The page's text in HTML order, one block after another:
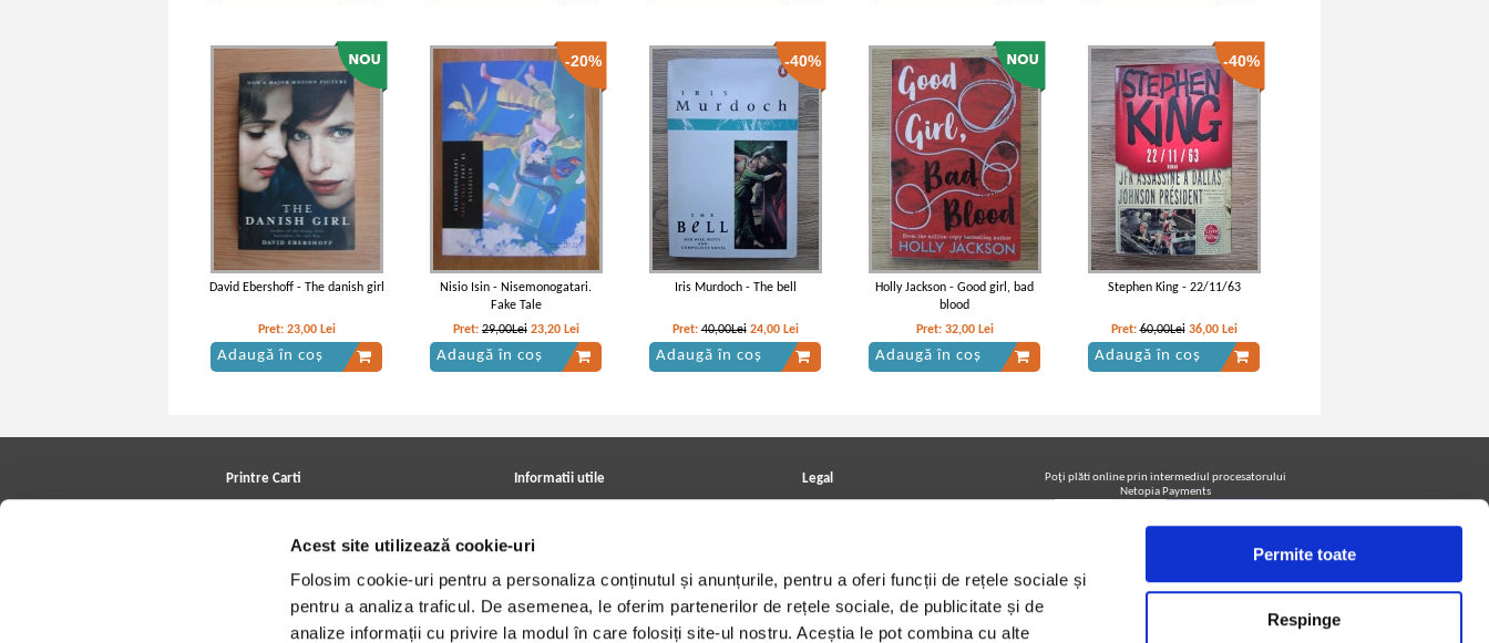
Acest site utilizează cookie-uri
Folosim cookie-uri pentru a personaliza conținutul și anunțurile, pentru a oferi funcții de rețele sociale și
pentru a analiza traficul. De asemenea, le oferim partenerilor de rețele sociale, de publicitate și de
analize informații cu privire la modul în care folosiți site-ul nostru. Aceștia le pot combina cu alte
Permite toate
Respinge
David Ebershoff - The danish girl
Pret: 23,00 Lei
Adaugă în coș
-20%
Nisio Isin - Nisemonogatari.
Fake Tale
Pret:29,00Lei 23,20 Lei
Adaugă în coș
-40%
Iris Murdoch - The bell
Pret:40,00Lei 24,00 Lei
Adaugă în coș
Holly Jackson - Good girl, bad
blood
Pret: 32,00 Lei
Adaugă în coș
-40%
Stephen King - 22/11/63
Pret:60,00Lei 36,00 Lei
Adaugă în coș
Printre Carti
Cele mai căutate cărți
Blog Printre Carti
Cărţi sub 5 lei
Informatii utile
Contact
Politica de livrare
Angajari - Cariere
Legal
Utilizare cookie-uri
Poţi plăti online prin intermediul procesatorului
Netopia Payments
Urmăreşte-ne pe facebook pentru a fi la curent cu
promoţiile PrintreCarti.ro